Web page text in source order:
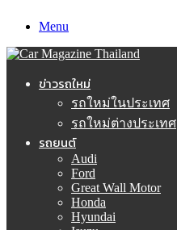
Menu
ข่าวรถใหม่
รถใหม่ในประเทศ
รถใหม่ต่างประเทศ
รถยนต์
Audi
Ford
Great Wall Motor
Honda
Hyundai